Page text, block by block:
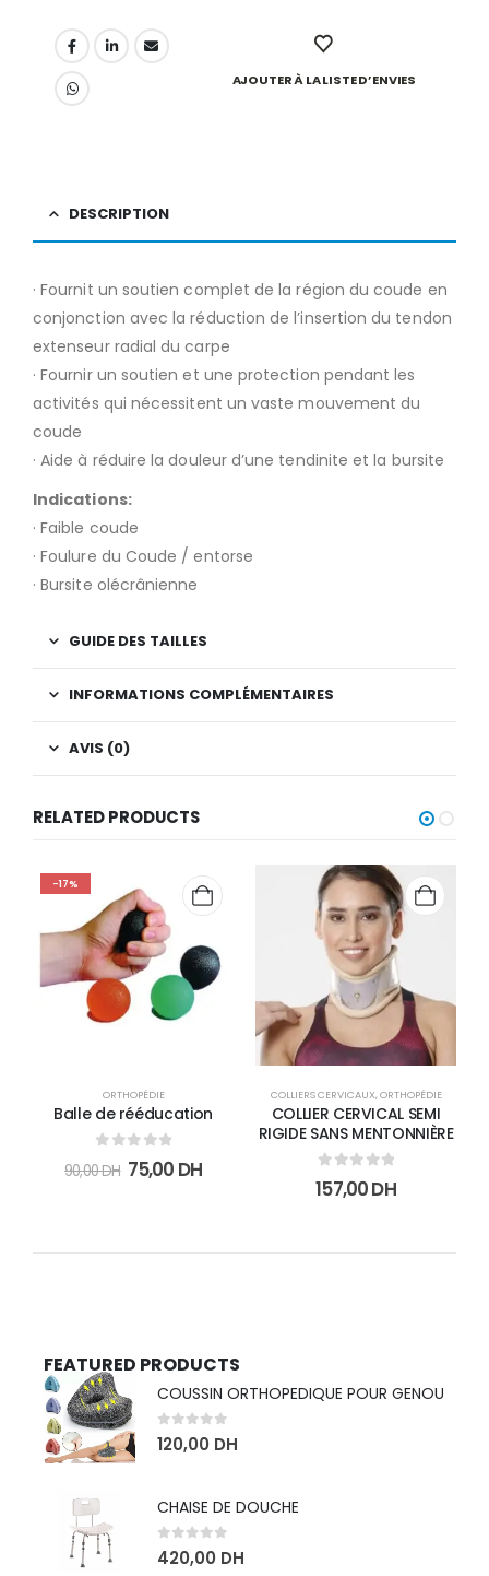
AJOUTER À LA LISTE D’ENVIES
DESCRIPTION
· Fournit un soutien complet de la région du coude en
conjonction avec la réduction de l’insertion du tendon
extenseur radial du carpe
· Fournir un soutien et une protection pendant les
activités qui nécessitent un vaste mouvement du
coude
· Aide à réduire la douleur d’une tendinite et la bursite
Indications:
· Faible coude
· Foulure du Coude / entorse
· Bursite olécrânienne
GUIDE DES TAILLES
INFORMATIONS COMPLÉMENTAIRES
AVIS (0)
RELATED PRODUCTS
-17%
ORTHOPÉDIE
Balle de rééducation
sur 5
90,00DH 75,00 DH
COLLIERS CERVICAUX,ORTHOPÉDIE
COLLIER CERVICAL SEMI
RIGIDE SANS MENTONNIÈRE
0sur 5
157,00DH
FEATURED PRODUCTS
COUSSIN ORTHOPEDIQUE POUR GENOU
0sur 5
120,00 DH
CHAISE DE DOUCHE
0 sur 5
420,00 DH